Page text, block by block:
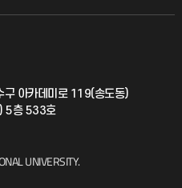
아카데미로 119(송도동)
5층 533호
UNIVERSITY.